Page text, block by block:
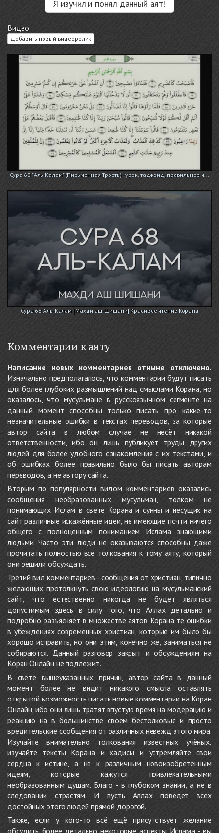
Я изучил и понял данный аят!
Видео
Добавить новый видеоролик
Сура 68 "Аль-Калам" (Письменная Трость) - урок, таджвид, правильное ч...
Сура 68 Аль-Калам [Махди аш-Шишани] Красивое чтение Корана
Комментарии к аяту
Написание новых комментариев отныне отключено.
Изначально предполагалось, что комментарии будут писать
для более глубоких размышлений над смыслами Корана, но
оказалось, что мусульмане в русскоязычном сегменте на
данный момент способны только писать про какие-то
незначительные ошибки в текстах переводов, за которые
автор сайта в любом случае не несёт никакой
ответственности, ибо он лишь публикует труды других
людей для более удобного ознакомления с их текстами, и
об ошибках более правильно было бы писать авторам
переводов, а не автору сайта.
Вторым по популярности видом комментариев оказались
сообщения необразованных мусульман, толком не
понимающих Ислам в свете Корана и сунны и несущих на
сайт различные искажённые идеи, не имеющие почти ничего
общего с полноценным пониманием Ислама знающими
людьми. Часто эти люди не оказываются способны даже
прочитать полностью все толкования к тому аяту, который
они решили обсуждать.
Третий вид комментариев - сообщения от христиан, типично
желающих протолкнуть свою идеологию на мусульманский
сайт, что естественно никогда не будет являться
допустимым здесь в силу того, что Аллах детально и
подробно разъясняет в множестве аятов Корана те ошибки
в убеждениях современных христиан, которые им было бы
хорошо исправить, но они этим, конечно же, заниматься не
собираются. Данный разговор закрыт и обсуждениям на
Коран Онлайн не подлежит.
В свете вышеуказанных причин, автор сайта в данный
момент более не видит никакого смысла оставлять
открытой возможность писать новые комментарии на Коран
Онлайн, ибо они лишь тратят впустую время на модерацию и
реакцию на в большинстве своём бестолковые и просто
вредительские сообщения от различных невежд этого мира.
Изучайте внимательно толкования известных учёных,
изучайте тексты Корана и хадисы и устремляйте свои
сердца к истине, а не к различным новоизобретённым
идеям, которые кажутся привлекательными
необразованным душам. Благо - в глубоком знании, а не в
следовании страстям. И пусть Аллах поведёт всех
достойных этого людей прямой дорогой.
Также, если у кого-то всё ещё присутствует желание
обсудить более детально некоторые аспекты Ислама - вы